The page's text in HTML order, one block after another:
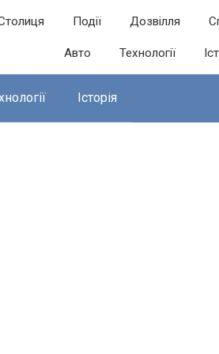
Події Дозвілля
Авто Технології
Історія